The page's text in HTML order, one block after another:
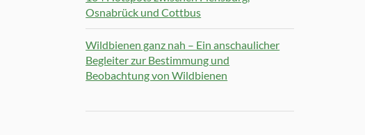
Osnabrück und Cottbus
Wildbienen ganz nah – Ein anschaulicher
Begleiter zur Bestimmung und
Beobachtung von Wildbienen